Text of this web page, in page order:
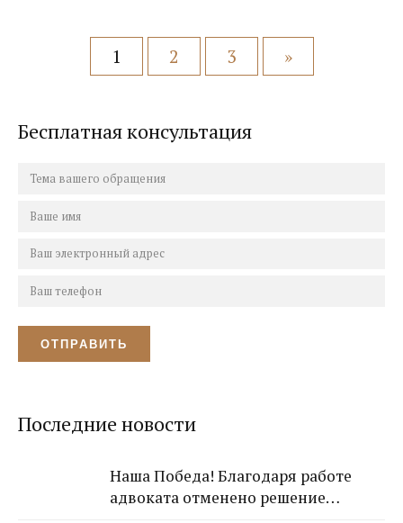
1 2 3 »
Бесплатная консультация
Последние новости
Наша Победа! Благодаря работе
адвоката отменено решение